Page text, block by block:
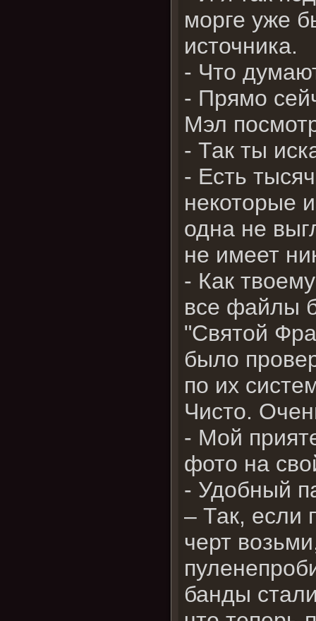
морге уже
источника.
- Что
- Прямо
Мэл
- Так ты
- Есть
некоторые
одна не
не имеет
- Как
все файлы
"Святой
было
по их
Чисто.
- Мой
фото на
- Удобный
– Так, если
черт
банды